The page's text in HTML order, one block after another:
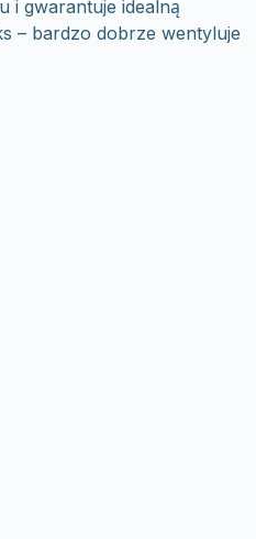
i gwarantuje idealną
– bardzo dobrze wentyluje